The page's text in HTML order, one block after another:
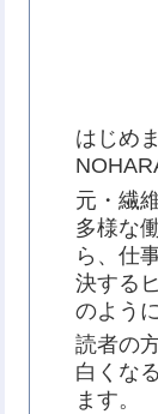
はじめ
元・繊
多様な
ら、仕
決する
のよう
読者の
白くな
ます。